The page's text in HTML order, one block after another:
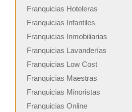
Franquicias Hoteleras
Franquicias Infantiles
Franquicias Inmobiliarias
Franquicias Lavanderías
Franquicias Low Cost
Franquicias Maestras
Franquicias Minoristas
Franquicias Online